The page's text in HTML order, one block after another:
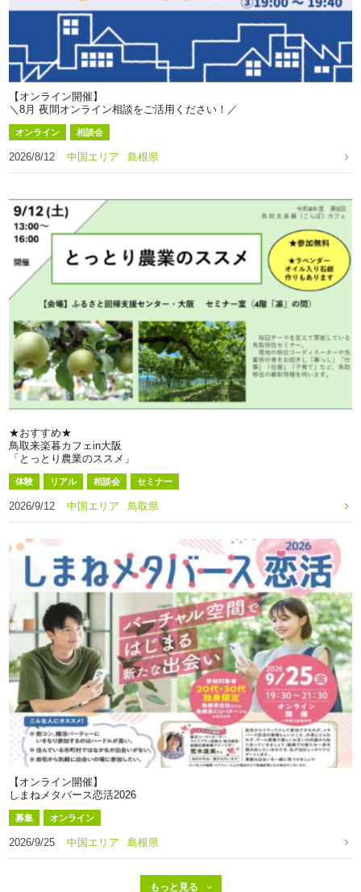
【オンライン開催】
＼8月 夜間オンライン相談をご活用ください！／
オンライン 相談会
2026/8/12 中国エリア 島根県
★おすすめ★
鳥取来楽暮カフェin大阪
「とっとり農業のススメ」
体験 リアル 相談会 セミナー
2026/9/12 中国エリア 鳥取県
【オンライン開催】
しまねメタバース恋活2026
募集 オンライン
2026/9/25 中国エリア 島根県